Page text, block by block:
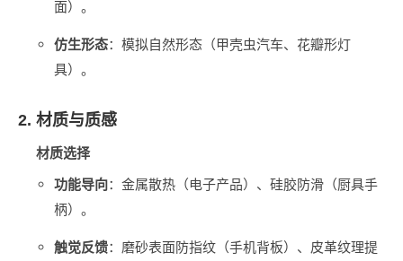
面）。
仿生形态‌：模拟自然形态（甲壳虫汽车、花瓣形灯
具）。
2. 材质与质感
材质选择
功能导向‌：金属散热（电子产品）、硅胶防滑（厨具手
柄）。
触觉反馈‌：磨砂表面防指纹（手机背板）、皮革纹理提